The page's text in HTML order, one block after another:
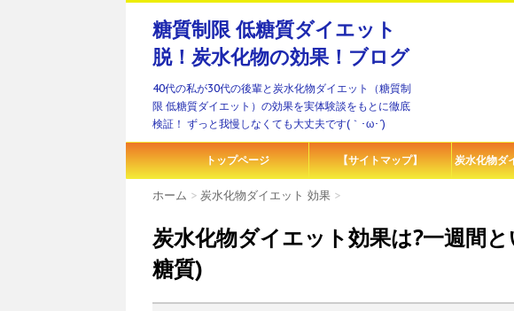
糖質制限 低糖質ダイエット
脱！炭水化物の効果！ブログ
40代の私が30代の後輩と炭水化物ダイエット（糖質制
限 低糖質ダイエット）の効果を実体験談をもとに徹底
検証！ ずっと我慢しなくても大丈夫です(｀･ω･´)ゞ
トップページ 【サイトマップ】 炭水化物ダ
ホーム > 炭水化物ダイエット 効果 >
炭水化物ダイエット効果は?一週間
糖質)